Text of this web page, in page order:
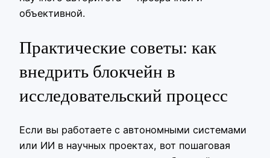
объективной.
Практические советы: как
внедрить блокчейн в
исследовательский процесс
Если вы работаете с автономными системами
или ИИ в научных проектах, вот пошаговая